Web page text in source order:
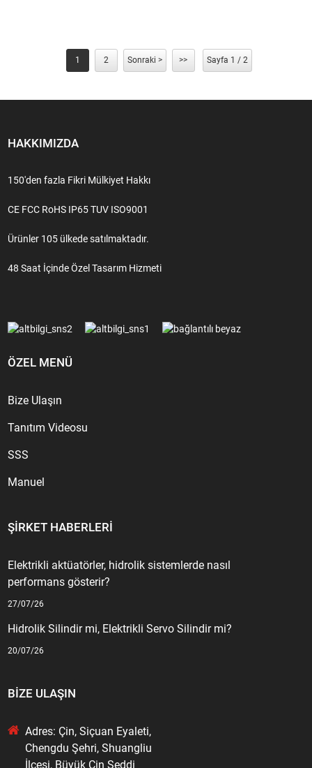
1 2 Sonraki > >> Sayfa 1 / 2
HAKKIMIZDA
150'den fazla Fikri Mülkiyet Hakkı
CE FCC RoHS IP65 TUV ISO9001
Ürünler 105 ülkede satılmaktadır.
48 Saat İçinde Özel Tasarım Hizmeti
ÖZEL MENÜ
Bize Ulaşın
Tanıtım Videosu
SSS
Manuel
ŞIRKET HABERLERI
Elektrikli aktüatörler, hidrolik sistemlerde nasıl
performans gösterir?
27/07/26
Hidrolik Silindir mi, Elektrikli Servo Silindir mi?
20/07/26
BIZE ULAŞIN
Adres: Çin, Siçuan Eyaleti,
Chengdu Şehri, Shuangliu
İlçesi, Büyük Çin Seddi